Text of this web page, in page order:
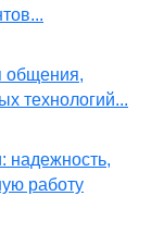
общения,
технологий...
надежность,
работу